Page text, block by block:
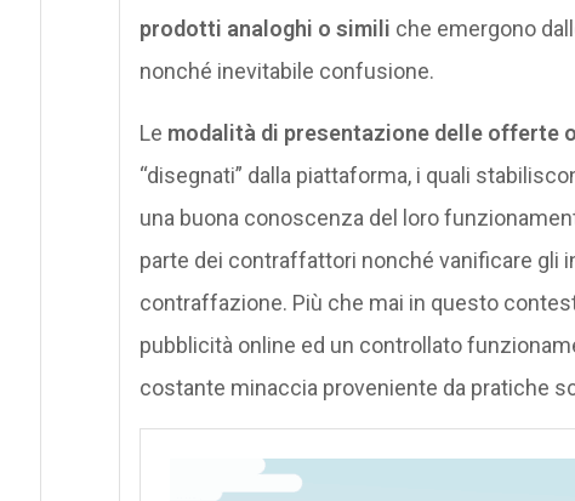
prodotti analoghi o simili che emergono
nonché inevitabile confusione.
Le modalità di presentazione delle offerte
“disegnati” dalla piattaforma, i quali
una buona conoscenza del loro
parte dei contraffattori nonché vanificare gli
contraffazione. Più che mai in questo
pubblicità online ed un controllato
costante minaccia proveniente da pratiche